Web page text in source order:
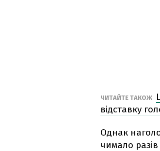
ЧИТАЙТЕ ТАКОЖ
відставку
Однак
чимало